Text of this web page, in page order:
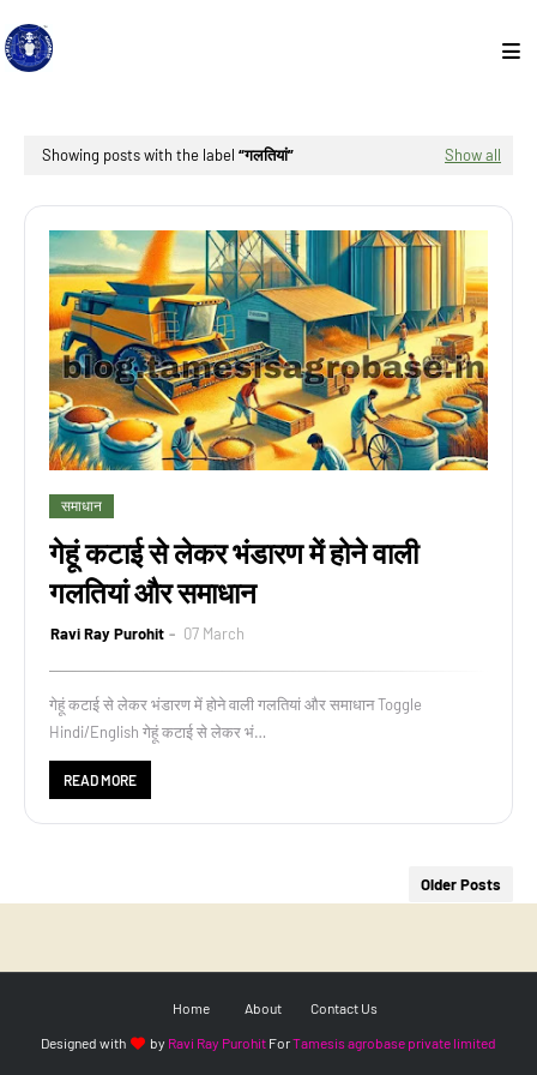
Showing posts with the label गलतियां Show all
समाधान
गेहूं कटाई से लेकर भंडारण में होने वाली
गलतियां और समाधान
Ravi Ray Purohit 07 March
गेहूं कटाई से लेकर भंडारण में होने वाली गलतियां और समाधान Toggle
Hindi/English गेहूं कटाई से लेकर भं…
READ MORE
Older Posts
Home About Contact Us
Designed with by Ravi Ray Purohit ForTamesis agrobase private limited